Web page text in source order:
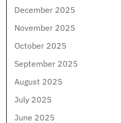
December 2025
November 2025
October 2025
September 2025
August 2025
July 2025
June 2025